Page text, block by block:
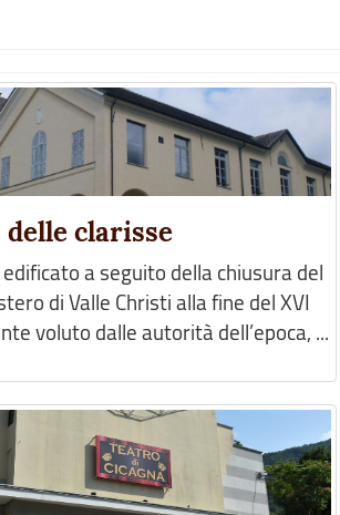
clarisse
a seguito della chiusura del
di Valle Christi alla fine del XVI
voluto dalle autorità dell’epoca, ...